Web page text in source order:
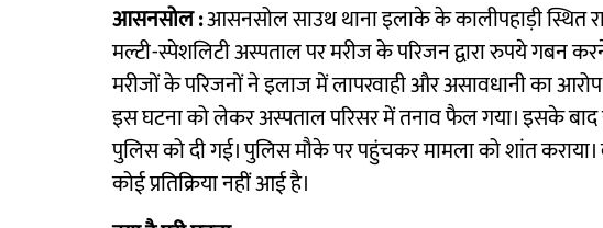
आसनसोल :आसनसोल साउथ थाना इलाके के कालीपहाड़ी स्थित
मल्टी-स्पेशलिटी अस्पताल पर मरीज के परिजन द्वारा रुपये गबन
मरीजों के परिजनों ने इलाज में लापरवाही और असावधानी का
इस घटना को लेकर अस्पताल परिसर में तनाव फैल गया। इसके
पुलिस को दी गई। पुलिस मौके पर पहुंचकर मामला को शांत
कोई प्रतिक्रिया नहीं आई है।